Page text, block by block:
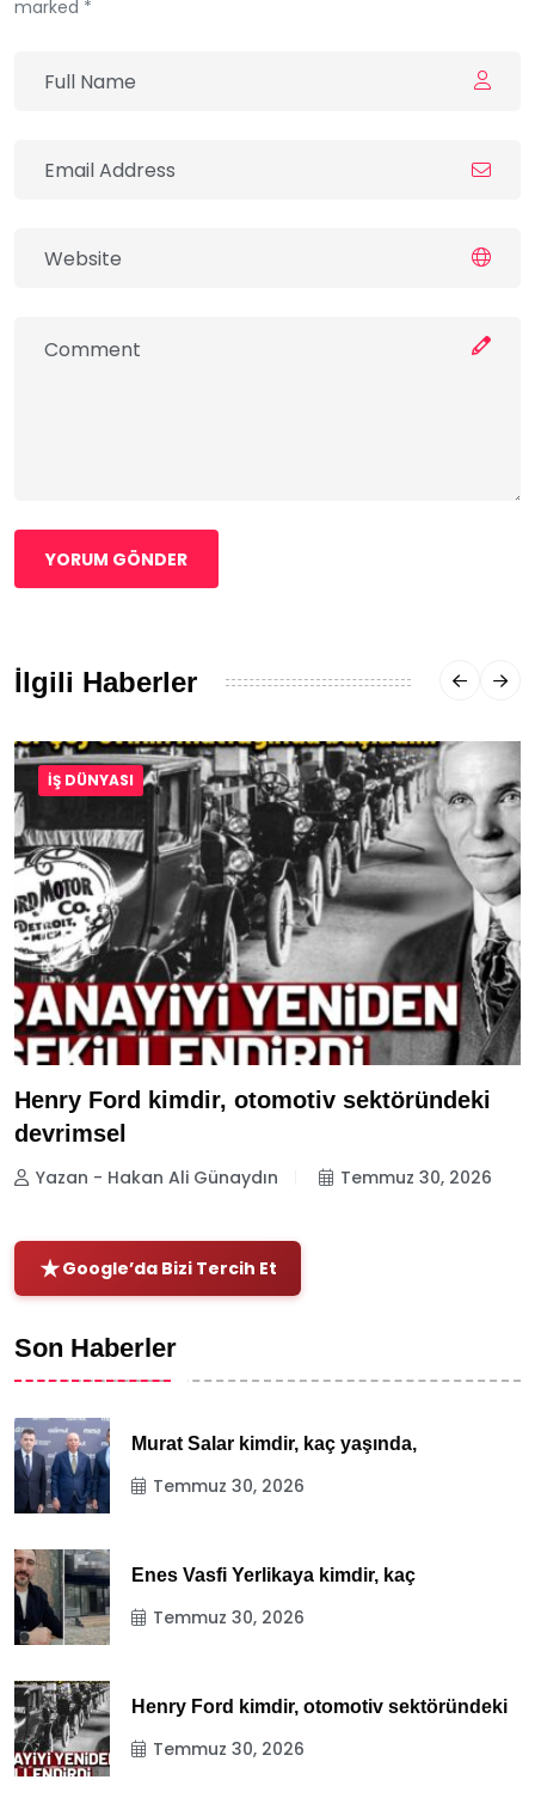
marked *
YORUM GÖNDER
İlgili Haberler
İŞ DÜNYASI
Henry Ford kimdir, otomotiv sektöründeki
devrimsel
Yazan - Hakan Ali Günaydın Temmuz 30, 2026
Google’da Bizi Tercih Et
Son Haberler
Murat Salar kimdir, kaç yaşında,
Temmuz 30, 2026
Enes Vasfi Yerlikaya kimdir, kaç
Temmuz 30, 2026
Henry Ford kimdir, otomotiv sektöründeki
Temmuz 30, 2026